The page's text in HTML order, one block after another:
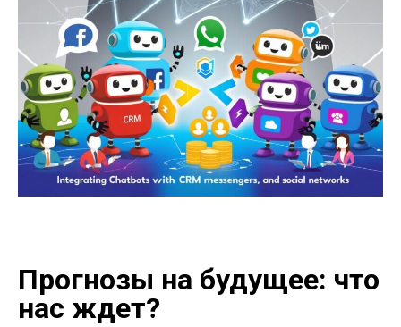
Прогнозы на будущее: что
нас ждет?